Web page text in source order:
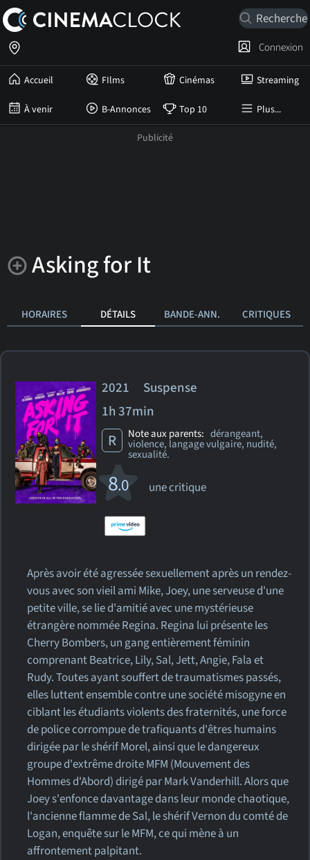
Accueil FIlms Cinémas Streaming
À venir B-Annonces Top 10 Plus...
Connexion
Asking for It
HORAIRES DÉTAILS BANDE-ANN. CRITIQUES
2021 Suspense
1h 37min
R Note aux parents: dérangeant,
violence, langage vulgaire, nudité,
sexualité.
8.0 une critique
Après avoir été agressée sexuellement après un rendez-
vous avec son vieil ami Mike, Joey, une serveuse d'une
petite ville, se lie d'amitié avec une mystérieuse
étrangère nommée Regina. Regina lui présente les
Cherry Bombers, un gang entièrement féminin
comprenant Beatrice, Lily, Sal, Jett, Angie, Fala et
Rudy. Toutes ayant souffert de traumatismes passés,
elles luttent ensemble contre une société misogyne en
ciblant les étudiants violents des fraternités, une force
de police corrompue de trafiquants d'êtres humains
dirigée par le shérif Morel, ainsi que le dangereux
groupe d'extrême droite MFM (Mouvement des
Hommes d'Abord) dirigé par Mark Vanderhill. Alors que
Joey s'enfonce davantage dans leur monde chaotique,
l'ancienne flamme de Sal, le shérif Vernon du comté de
Logan, enquête sur le MFM, ce qui mène à un
affrontement palpitant.